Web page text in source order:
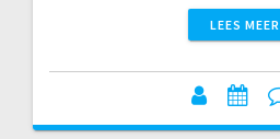
LEES MEER